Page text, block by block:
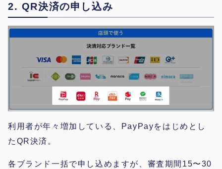
2. QR決済の申し込み
利用者が年々増加している、PayPayをはじめとし
たQR決済。
各ブランド一括で申し込めますが、審査期間15〜30